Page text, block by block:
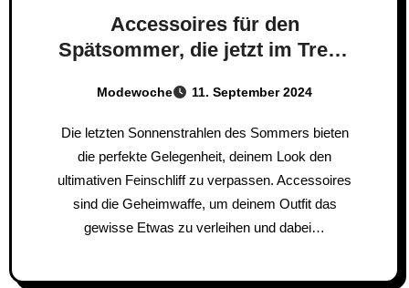
Accessoires für den
Spätsommer, die jetzt im Trend
Modewoche 11. September 2024
Die letzten Sonnenstrahlen des Sommers bieten
die perfekte Gelegenheit, deinem Look den
ultimativen Feinschliff zu verpassen. Accessoires
sind die Geheimwaffe, um deinem Outfit das
gewisse Etwas zu verleihen und dabei…